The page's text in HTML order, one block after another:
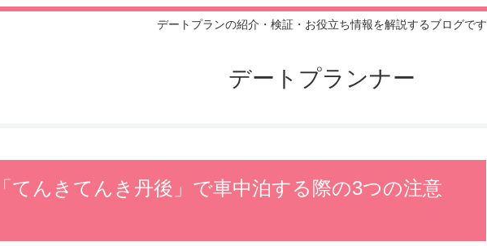
デートプランの紹介・検証・お役立ち情報を解説するブログです
デートプランナー
てんきてんき丹後」で車中泊する際の3つの注意